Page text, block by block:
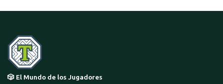
🎲 El Mundo de los Jugadores